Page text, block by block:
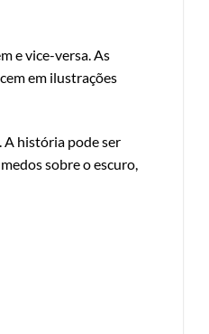
e vice-versa. As
em ilustrações
A história pode ser
sobre o escuro,